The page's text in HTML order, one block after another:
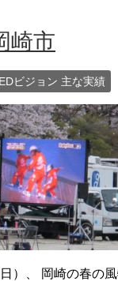
崎市
ビジョン 主な実績
）、 岡崎の春の